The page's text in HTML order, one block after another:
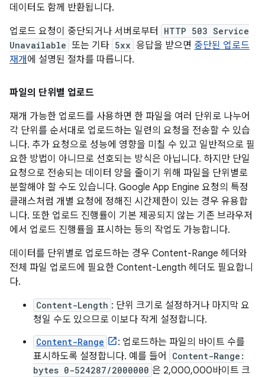
데이터도 함께 반환됩니다.
업로드 요청이 중단되거나 서버로부터
HTTP 503 Service
Unavailable 또는 기타 5xx 응답을 받으면 중단된 업로드
재개 에 설명된 절차를 따릅니다.
파일의 단위별 업로드
재개 가능한 업로드를 사용하면 한 파일을 여러 단위로 나누어
각 단위를 순서대로 업로드하는 일련의 요청을 전송할 수 있습
니다. 추가 요청으로 성능에 영향을 미칠 수 있고 일반적으로 필
요한 방법이 아니므로 선호되는 방식은 아닙니다. 하지만 단일
요청으로 전송되는 데이터 양을 줄이기 위해 파일을 단위별로
분할해야 할 수도 있습니다. Google App Engine 요청의 특정
클래스처럼 개별 요청에 정해진 시간제한이 있는 경우 유용합
니다. 또한 업로드 진행률이 기본 제공되지 않는 기존 브라우저
에서 업로드 진행률을 표시하는 등의 작업도 가능합니다.
데이터를 단위별로 업로드하는 경우 Content-Range 헤더와
전체 파일 업로드에 필요한 Content-Length 헤더도 필요합니
다.
Content-Length : 단위 크기로 설정하거나 마지막 요
청일 수도 있으므로 이보다 작게 설정합니다.
Content-Range
: 업로드하는 파일의 바이트 수를
표시하도록 설정합니다. 예를 들어
Content-Range:
bytes 0-524287/2000000 은 2,000,000바이트 크